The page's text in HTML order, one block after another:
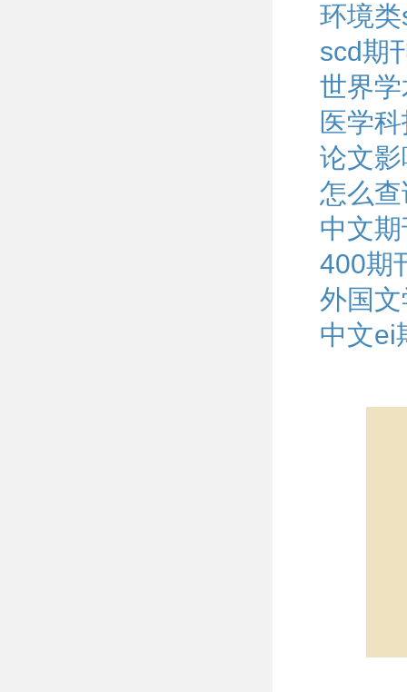
环境
scd期
世界
医学
论文
怎么
中文
400期
外国
中文ei